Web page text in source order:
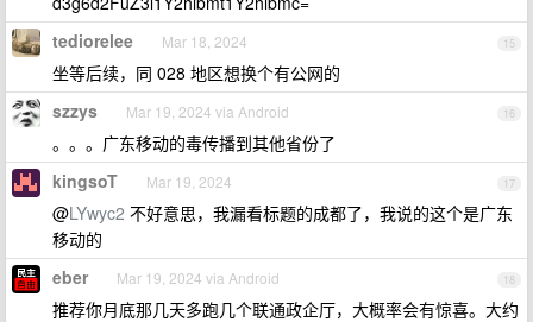
15
tediorelee Mar 18, 2024
坐等后续，同 028 地区想换个有公网的
16
szzys Mar 19, 2024 via Android
。。。广东移动的毒传播到其他省份了
17
kingsoT Mar 19, 2024
@LYwyc2 不好意思，我漏看标题的成都了，我说的这个是广东
移动的
18
eber Mar 19, 2024 via Android
推荐你月底那几天多跑几个联通政企厅，大概率会有惊喜。大约